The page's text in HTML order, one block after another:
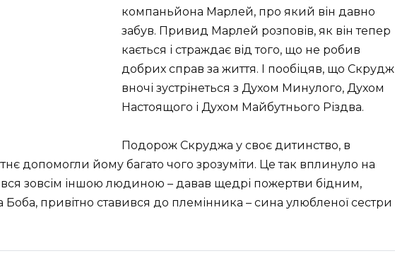
компаньйона Марлей, про який він давно
забув. Привид Марлей розповів, як він тепер
кається і страждає від того, що не робив
добрих справ за життя. І пообіцяв, що Скрудж
вночі зустрінеться з Духом Минулого, Духом
Настоящого і Духом Майбутнього Різдва.
Подорож Скруджа у своє дитинство, в
допомогли йому багато чого зрозуміти. Це так вплинуло на
зовсім іншою людиною – давав щедрі пожертви бідним,
Боба, привітно ставився до племінника – сина улюбленої сестри